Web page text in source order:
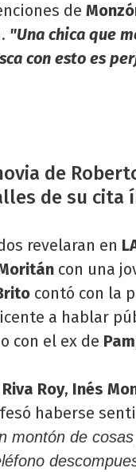
de
"Una chica que
con esto es
de
de su cita
revelaran en
con una
contó con la
a hablar
con el ex de
Roy, Inés
haberse
montón de